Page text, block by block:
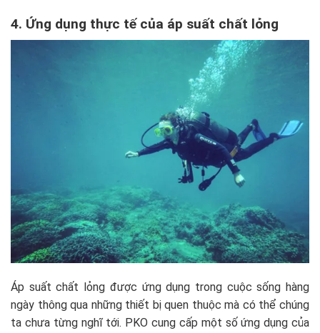
4. Ứng dụng thực tế của áp suất chất lỏng
Áp suất chất lỏng được ứng dụng trong cuộc sống hàng
ngày thông qua những thiết bị quen thuộc mà có thể chúng
ta chưa từng nghĩ tới. PKO cung cấp một số ứng dụng của